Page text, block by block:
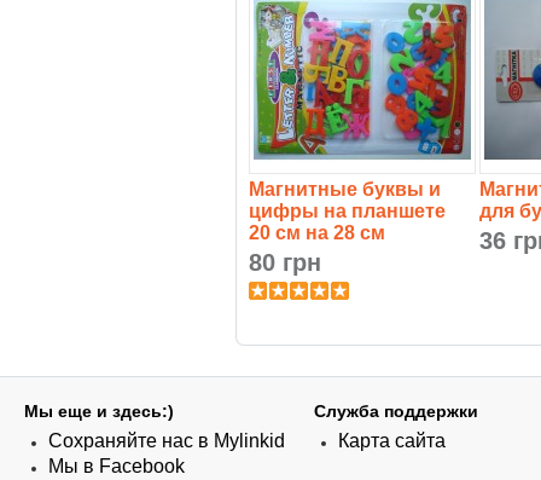
Магнитные буквы и
цифры на планшете
20 см на 28 см
80 грн
для
36
Мы еще и здесь:)
Сохраняйте нас в Mylinkid
Мы в Facebook
Служба поддержки
Карта сайта